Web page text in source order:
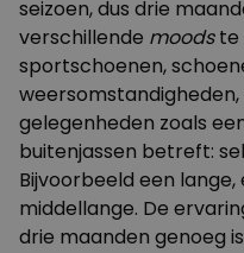
seizoen, dus drie
verschillende moodste
sportschoenen,
gelegenheden zoals
buitenjassen betreft:
Bijvoorbeeld een
middellange. De
drie maanden genoeg